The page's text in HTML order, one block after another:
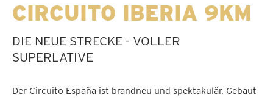
CIRCUITO IBERIA 9KM
DIE NEUE STRECKE - VOLLER
SUPERLATIVE
Der Circuito España ist brandneu und spektakulär. Gebaut